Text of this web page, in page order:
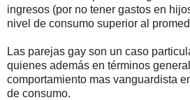
ingresos (por no tener gastos en
nivel de consumo superior al
Las parejas gay son un caso
quienes además en términos
comportamiento mas vanguardista
de consumo.